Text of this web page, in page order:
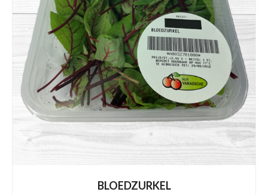
BLOEDZURKEL